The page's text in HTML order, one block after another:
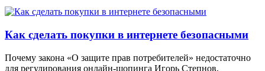
Как сделать покупки в интернете безопасными
Почему закона «О защите прав потребителей» недостаточно
для регулирования онлайн-шопинга Игорь Степнов,